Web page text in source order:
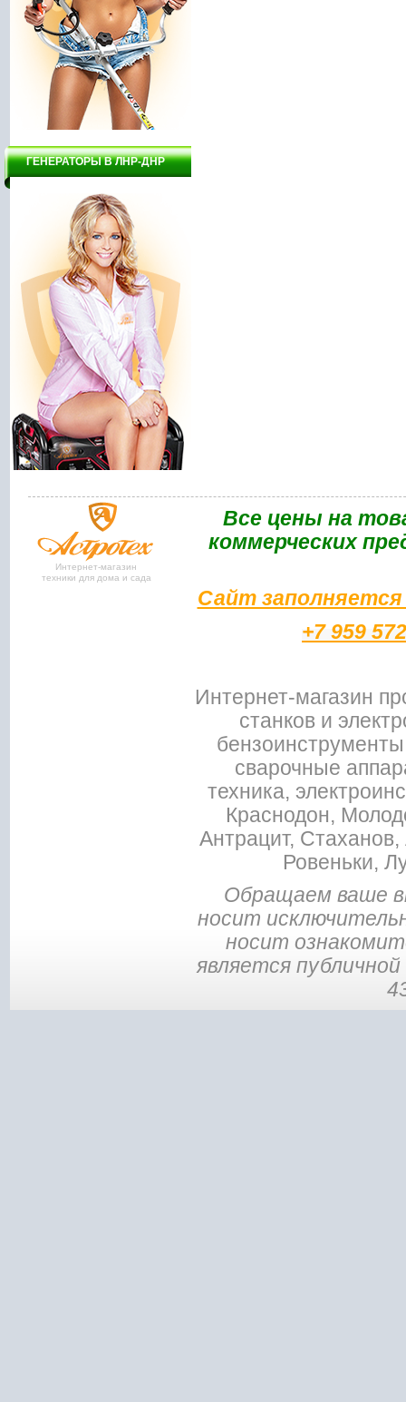
ГЕНЕРАТОРЫ В ЛНР-ДНР
Интернет-магазин
техники для дома и сада
Bce цены на
коммерческих
Сайт
+7 959
Интернет-магазин
станков и
сварочные
техника,
Краснодон,
Антрацит,
Ровеньки,
Обращаем ваше
носит
носит
является